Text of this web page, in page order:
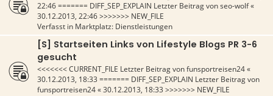
22:46======= DIFF_SEP_EXPLAIN Letzter Beitrag vonseo-wolf«
30.12.2013, 22:46>>>>>>> NEW_FILE
Verfasst in Marktplatz: Dienstleistungen
[S] Startseiten Links von Lifestyle Blogs PR 3-6
gesucht
<<<<<<< CURRENT_FILE Letzter Beitrag vonfunsportreisen24«
30.12.2013, 18:33 ======= DIFF_SEP_EXPLAIN Letzter Beitrag von
funsportreisen24«30.12.2013, 18:33 >>>>>>> NEW_FILE